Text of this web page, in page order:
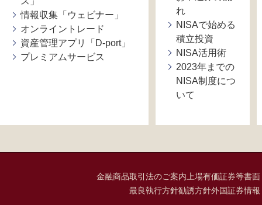
情報収集「ウェビナー」
オンライントレード
資産管理アプリ「D-port」
プレミアムサービス
れ
NISAで始める
積立投資
NISA活用術
2023年までの
NISA制度につ
いて
金融商品取引法のご案内 上場有価証券等書
最良執行方針勧誘方針外国証券情